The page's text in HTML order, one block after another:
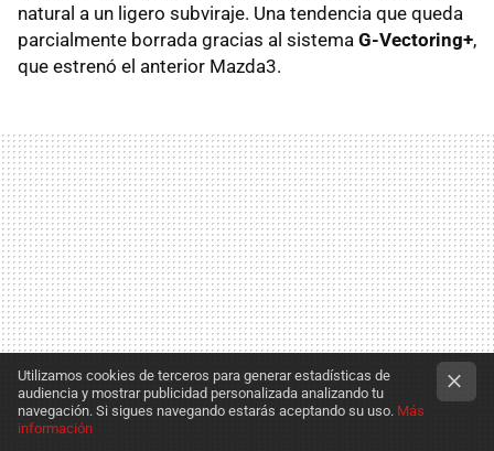
natural a un ligero subviraje. Una tendencia que queda
parcialmente borrada gracias al sistema G-Vectoring+,
que estrenó el anterior Mazda3.
Utilizamos cookies de terceros para generar estadísticas de
audiencia y mostrar publicidad personalizada analizando tu
navegación. Si sigues navegando estarás aceptando su uso. Más
información